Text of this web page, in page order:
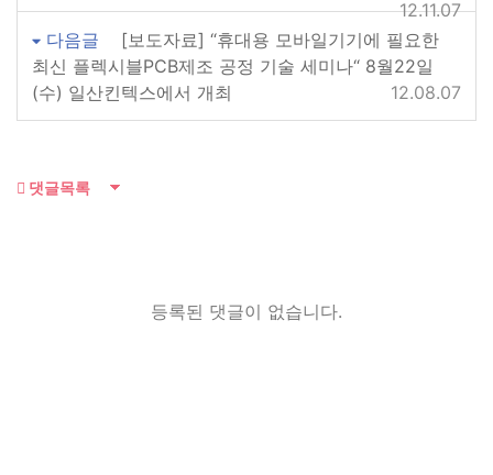
12.11.07
다음글
[보도자료] “휴대용 모바일기기에 필요한
최신 플렉시블PCB제조 공정 기술 세미나“ 8월22일
(수) 일산킨텍스에서 개최
12.08.07
댓글목록
등록된 댓글이 없습니다.